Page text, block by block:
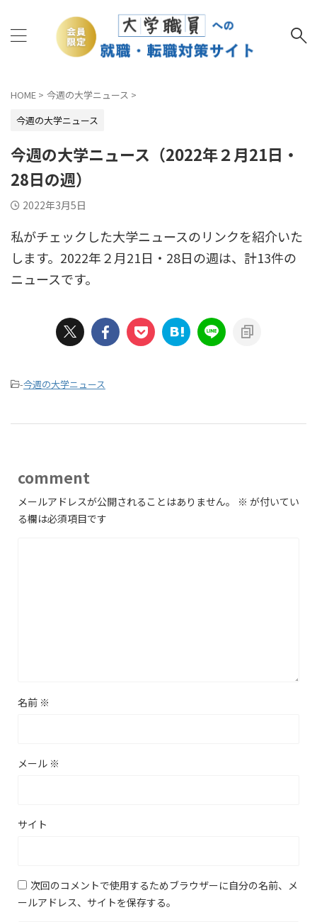
HOME > 今週の大学ニュース >
今週の大学ニュース
今週の大学ニュース（2022年２月21日・
28日の週）
2022年3月5日
私がチェックした大学ニュースのリンクを紹介いた
します。2022年２月21日・28日の週は、計13件の
ニュースです。
-今週の大学ニュース
comment
メールアドレスが公開されることはありません。 ※ が付いてい
る欄は必須項目です
名前 ※
メール ※
サイト
次回のコメントで使用するためブラウザーに自分の名前、メ
ールアドレス、サイトを保存する。